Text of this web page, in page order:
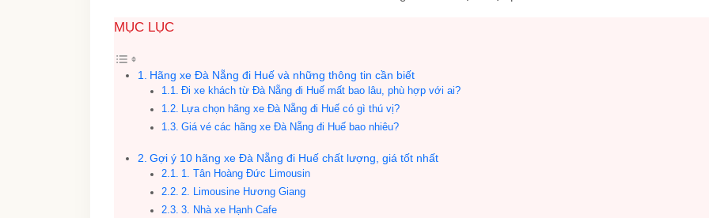
MỤC LỤC
Hãng xe Đà Nẵng đi Huế và những thông tin cần biết
Đi xe khách từ Đà Nẵng đi Huế mất bao lâu, phù hợp với ai?
Lựa chọn hãng xe Đà Nẵng đi Huế có gì thú vị?
Giá vé các hãng xe Đà Nẵng đi Huế bao nhiêu?
Gợi ý 10 hãng xe Đà Nẵng đi Huế chất lượng, giá tốt nhất
1. Tân Hoàng Đức Limousin
2. Limousine Hương Giang
3. Nhà xe Hạnh Cafe